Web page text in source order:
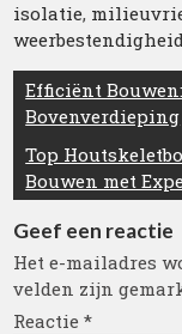
isolatie,
Efficiënt
Bovenverdieping
Top
Bouwen met
Geef een reactie
Het e-mailadres
velden zijn
Reactie*